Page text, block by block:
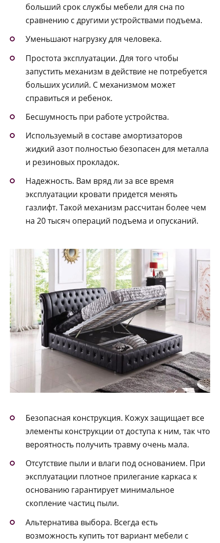
больший срок службы мебели для сна по
сравнению с другими устройствами подъема.
Уменьшают нагрузку для человека.
Простота эксплуатации. Для того чтобы
запустить механизм в действие не потребуется
больших усилий. С механизмом может
справиться и ребенок.
Бесшумность при работе устройства.
Используемый в составе амортизаторов
жидкий азот полностью безопасен для металла
и резиновых прокладок.
Надежность. Вам вряд ли за все время
эксплуатации кровати придется менять
газлифт. Такой механизм рассчитан более чем
на 20 тысяч операций подъема и опусканий.
Безопасная конструкция. Кожух защищает все
элементы конструкции от доступа к ним, так что
вероятность получить травму очень мала.
Отсутствие пыли и влаги под основанием. При
эксплуатации плотное прилегание каркаса к
основанию гарантирует минимальное
скопление частиц пыли.
Альтернатива выбора. Всегда есть
возможность купить тот вариант мебели с